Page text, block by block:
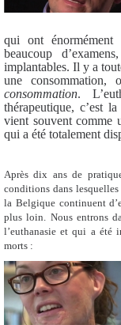
qui ont
beaucoup
implantables. Il y a
une consommation,
consommation.
thérapeutique, c’est
vient souvent comme
qui a été totalement
Après dix ans de
conditions dans
la Belgique continuent
plus loin. Nous entrons
l’euthanasie et qui a été
morts :